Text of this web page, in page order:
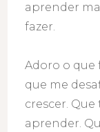
aprender
fazer.
Adoro o que
que me
crescer.
aprender.